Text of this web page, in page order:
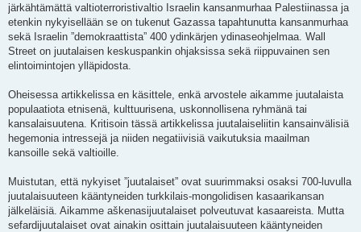
järkähtämättä valtioterroristivaltio Israelin kansanmurhaa Palestiinassa ja
etenkin nykyisellään se on tukenut Gazassa tapahtunutta kansanmurhaa
sekä Israelin ”demokraattista” 400 ydinkärjen ydinaseohjelmaa. Wall
Street on juutalaisen keskuspankin ohjaksissa sekä riippuvainen sen
elintoimintojen ylläpidosta.
Oheisessa artikkelissa en käsittele, enkä arvostele aikamme juutalaista
populaatiota etnisenä, kulttuurisena, uskonnollisena ryhmänä tai
kansalaisuutena. Kritisoin tässä artikkelissa juutalaiseliitin kansainvälisiä
hegemonia intressejä ja niiden negatiivisiä vaikutuksia maailman
kansoille sekä valtioille.
Muistutan, että nykyiset ”juutalaiset” ovat suurimmaksi osaksi 700-luvulla
juutalaisuuteen kääntyneiden turkkilais-mongolidisen kasaarikansan
jälkeläisiä. Aikamme aškenasijuutalaiset polveutuvat kasaareista. Mutta
sefardijuutalaiset ovat ainakin osittain juutalaisuuteen kääntyneiden